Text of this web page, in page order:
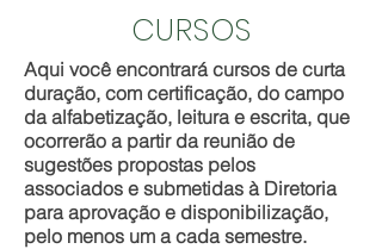
CURSOS
Aqui você encontrará cursos de curta
duração, com certificação, do campo
da alfabetização, leitura e escrita, que
ocorrerão a partir da reunião de
sugestões propostas pelos
associados e submetidas à Diretoria
para aprovação e disponibilização,
pelo menos um a cada semestre.